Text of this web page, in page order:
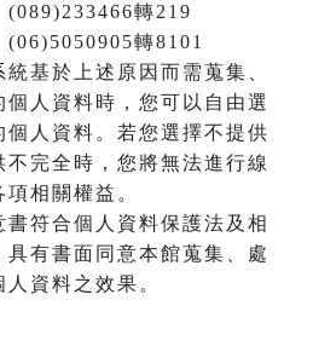
轉219
轉8101
基於上述原因而需蒐集、
個人資料時，您可以自由選
個人資料。若您選擇不提供
不完全時，您將無法進行線
項相關權益。
書符合個人資料保護法及相
具有書面同意本館蒐集、處
資料之效果。